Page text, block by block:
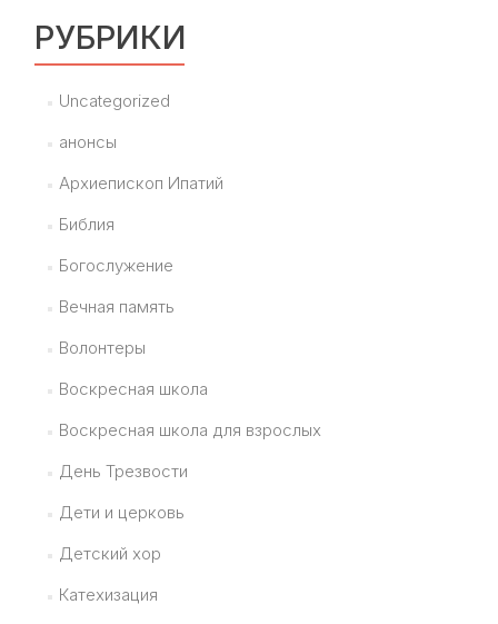
РУБРИКИ
Uncategorized
анонсы
Архиепископ Ипатий
Библия
Богослужение
Вечная память
Волонтеры
Воскресная школа
Воскресная школа для взрослых
День Трезвости
Дети и церковь
Детский хор
Катехизация